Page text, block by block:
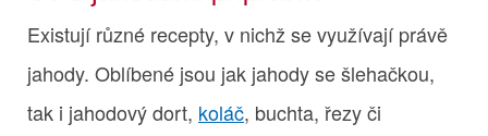
Existují různé recepty, v nichž se využívají právě
jahody. Oblíbené jsou jak jahody se šlehačkou,
tak i jahodový dort, koláč, buchta, řezy či